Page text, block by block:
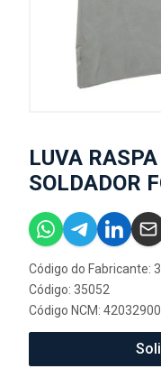
LUVA
SOLDADOR
Código do Fabricante:
Código: 35052
Código NCM: 42032900